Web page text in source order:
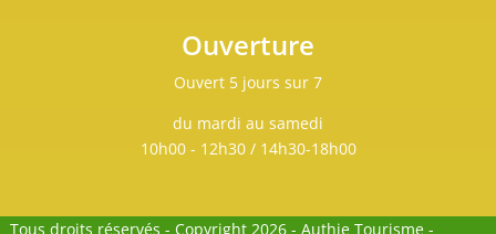
Ouverture
Ouvert 5 jours sur 7
du mardi au samedi
10h00 - 12h30 / 14h30-18h00
Tous droits réservés - Copyright 2026 - Authie Tourisme -